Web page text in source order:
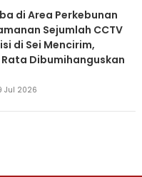
di Area Perkebunan
Sejumlah CCTV
di Sei Mencirim,
Rata Dibumihanguskan
Jul 2026